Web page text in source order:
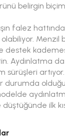
belirgin
falez
Menzil
destek
Aydınlatma da
sürüşleri
durumda
ilk